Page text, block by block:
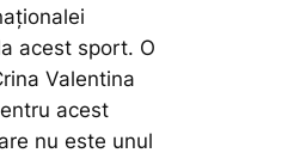
acest sport. O
Valentina
acest
nu este unul